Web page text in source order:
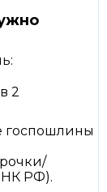
2
госпошлины
НК РФ).